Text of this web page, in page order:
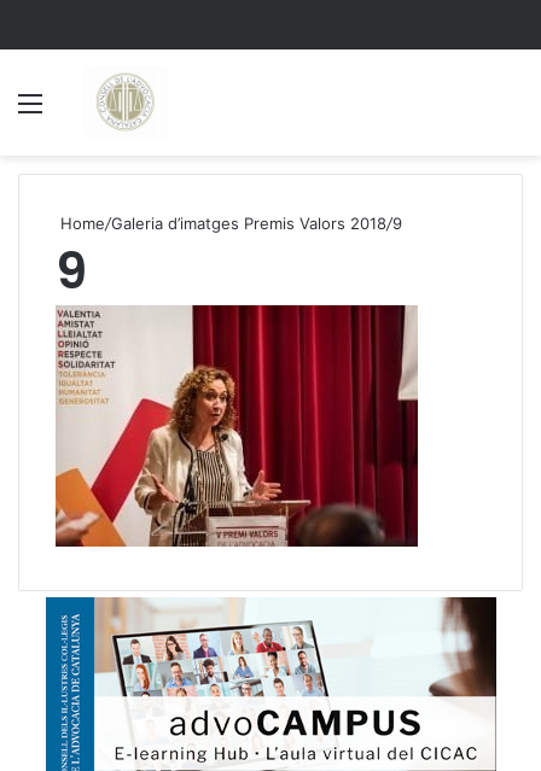
Home/Galeria d’imatges Premis Valors 2018/9
9